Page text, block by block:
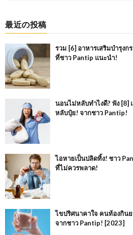
最近の投稿
รวม [6] อาหารเสริมบำรุง
ที่ชาว Pantip แนะนำ!
นอนไม่หลับทำไงดี? ฟัง [8]
หลับปุ๋ย! จากชาว Pantip!
ไอหายเป็นปลิดทิ้ง! ชาว
ที่ไม่ควรพลาด!
ไขปริศนาคาใจ คนท้องกิน
จากชาว Pantip! [2023]